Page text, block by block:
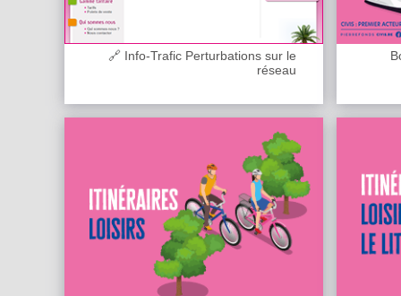
🔗 Info-Trafic Perturbations sur le
réseau